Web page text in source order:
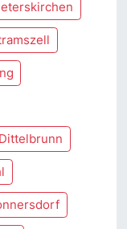
Dittelbrunn